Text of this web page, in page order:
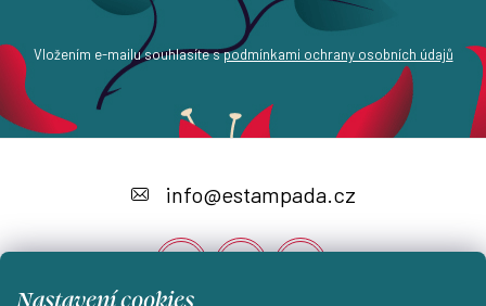
Nastavení cookies
Vložením e-mailu souhlasíte spodmínkami ochrany osobních údajů
a
info@estampada.cz